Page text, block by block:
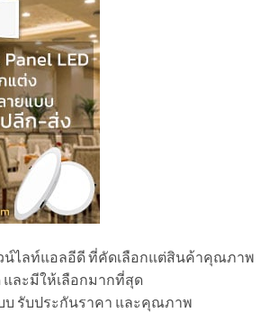
น์ไลท์แอลอีดี ที่คัดเลือกแต่สินค้าคุณภาพ
และมีให้เลือกมากที่สุด
บ รับประกันราคา และคุณภาพ